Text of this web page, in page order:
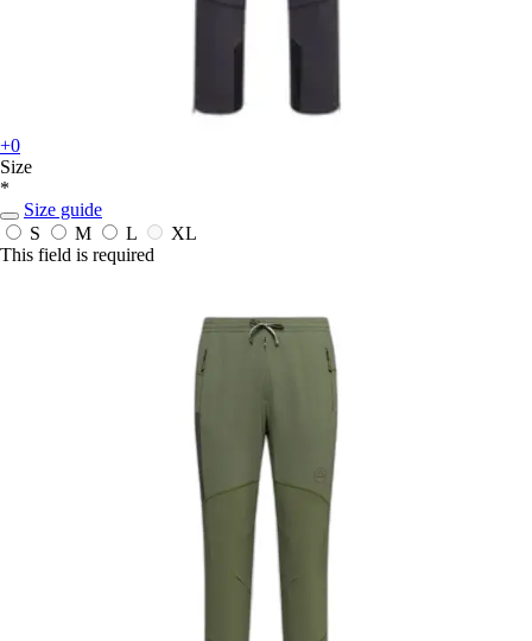
+0
Size
*
Size guide
S
M L
XL
This field is required